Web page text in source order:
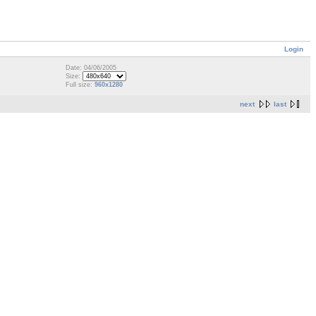
Login
Date: 04/06/2005
Size:
Full size: 960x1280
next last